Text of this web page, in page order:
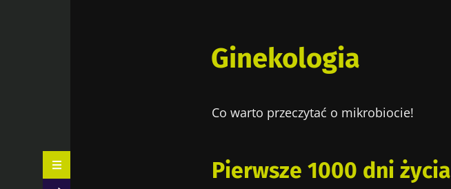
Ginekologia
Co warto przeczytać o mikrobiocie!
Pierwsze 1000 dni życia